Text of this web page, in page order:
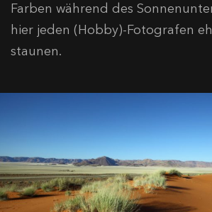
Farben während des
hier jeden (Hobby)-Fotografen
staunen.